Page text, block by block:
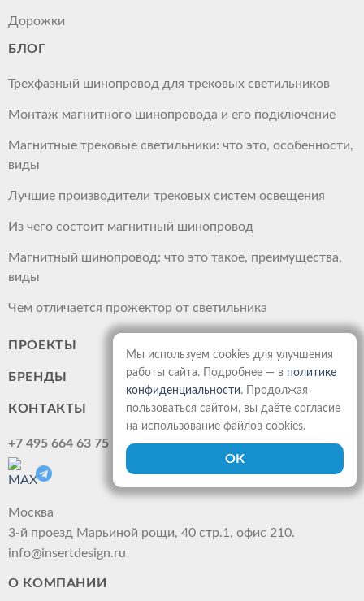
Дорожки
БЛОГ
Трехфазный шинопровод для трековых светильников
Монтаж магнитного шинопровода и его подключение
Магнитные трековые светильники: что это, особенности,
виды
Лучшие производители трековых систем освещения
Из чего состоит магнитный шинопровод
Магнитный шинопровод: что это такое, преимущества,
виды
Чем отличается прожектор от светильника
ПРОЕКТЫ
БРЕНДЫ
КОНТАКТЫ
+7 495 664 63 75
Москва
3-й проезд Марьиной рощи, 40 стр.1, офис 210.
info@insertdesign.ru
О КОМПАНИИ
Мы используем cookies для улучшения
работы сайта. Подробнее — в политике
конфиденциальности. Продолжая
пользоваться сайтом, вы даёте согласие
на использование файлов cookies.